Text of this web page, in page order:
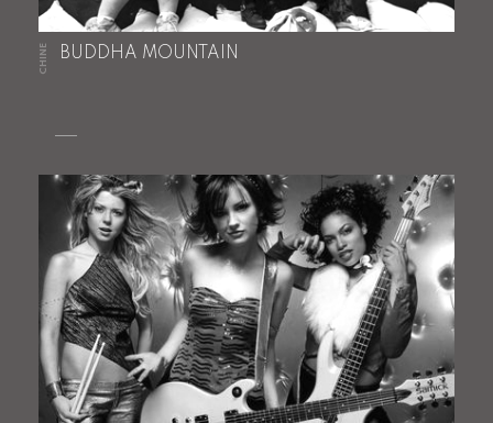
CHINE BUDDHA MOUNTAIN